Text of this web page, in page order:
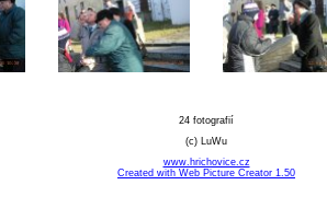
24 fotografií
(c) LuWu
www.hrichovice.cz
Created with Web Picture Creator 1.50